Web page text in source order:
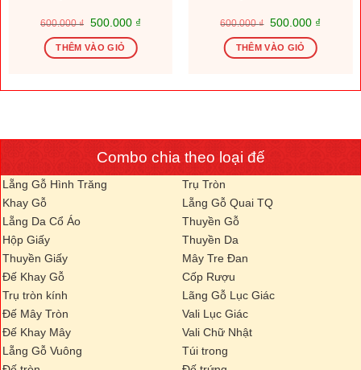
600.000₫
Giá
là:
600.000 ₫.
500.000 ₫Giá
THÊM VÀO GIỎ
600.000₫
Giá
là:
600.000 ₫.
500.000 ₫Giá
THÊM VÀO GIỎ
Combo chia theo loại đế
Lẵng Gỗ Hình Trăng
Trụ Tròn
Khay Gỗ
Lẵng Gỗ Quai TQ
Lẵng Da Cổ Áo
Thuyền Gỗ
Hộp Giấy
Thuyền Da
Thuyền Giấy
Mây Tre Đan
Đế Khay Gỗ
Cốp Rượu
Trụ tròn kính
Lãng Gỗ Lục Giác
Đế Mây Tròn
Vali Lục Giác
Đế Khay Mây
Vali Chữ Nhật
Lẵng Gỗ Vuông
Túi trong